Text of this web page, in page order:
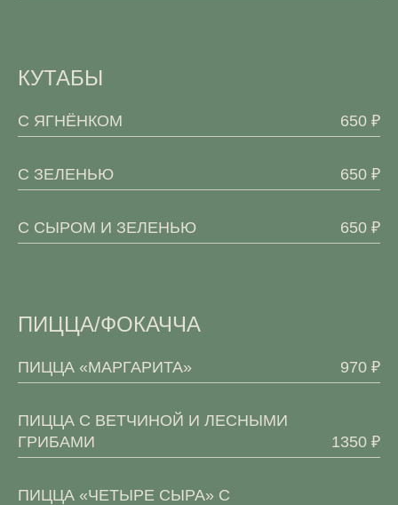
КУТАБЫ
С ЯГНЁНКОМ 650 ₽
С ЗЕЛЕНЬЮ 650 ₽
С СЫРОМ И ЗЕЛЕНЬЮ 650 ₽
ПИЦЦА/ФОКАЧЧА
ПИЦЦА «МАРГАРИТА» 970 ₽
ПИЦЦА С ВЕТЧИНОЙ И ЛЕСНЫМИ
ГРИБАМИ
1350 ₽
ПИЦЦА «ЧЕТЫРЕ СЫРА» С